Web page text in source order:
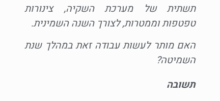
תשתית של מערכת השקיה, צינורות
טפטפות וממטרות, לצורך השנה השמינית.
האם מותר לעשות עבודה זאת במהלך שנת
השמיטה?
תשובה